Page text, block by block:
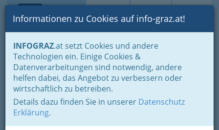
Suche Login Toggle
Informationen zu Cookies auf info-graz.at!
INFOGRAZ.at setzt Cookies und andere
Technologien ein. Einige Cookies &
Datenverarbeitungen sind notwendig, andere
helfen dabei, das Angebot zu verbessern oder
wirtschaftlich zu betreiben.
Details dazu finden Sie in unserer Datenschutz
Erklärung.
Home Branchen
Notdienste für (fast) alle Fälle
Apothekennotdienst
Herz - Jesu - Apotheke
Nibelungengasse 26, 8010 Graz
+43 316 830 629
+43 316 830 629 - 19